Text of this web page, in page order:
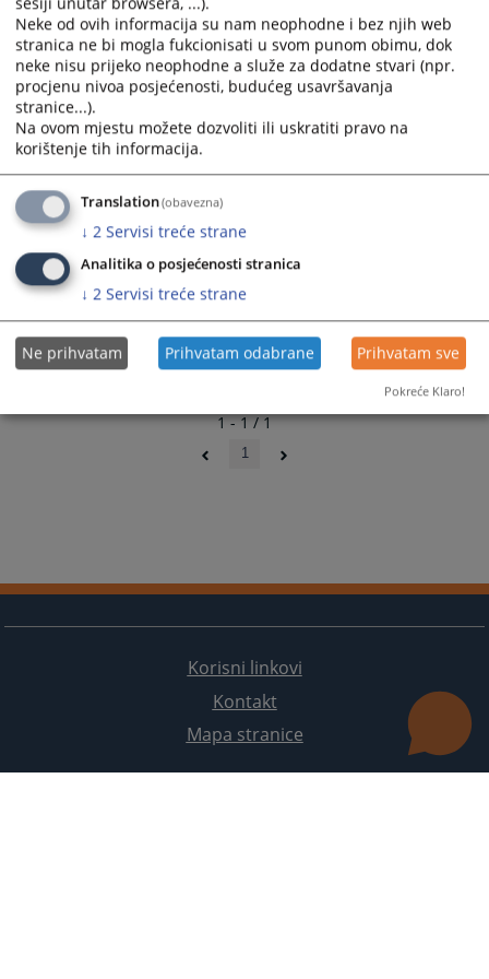
1 - 1 / 1
1
Korisni linkovi
Kontakt
Mapa stranice
Neke od ovih informacija su nam neophodne i bez njih web
stranica ne bi mogla fukcionisati u svom punom obimu, dok
neke nisu prijeko neophodne a služe za dodatne stvari (npr.
procjenu nivoa posjećenosti, budućeg usavršavanja
stranice...).
Na ovom mjestu možete dozvoliti ili uskratiti pravo na
korištenje tih informacija.
Translation(obavezna)
↓ 2 Servisi treće strane
Analitika o posjećenosti stranica
↓ 2 Servisi treće strane
Ne prihvatam Prihvatam odabrane Prihvatam sve
Pokreće Klaro!